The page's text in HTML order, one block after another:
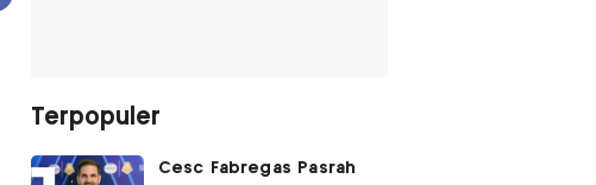
Terpopuler
Cesc Fabregas Pasrah